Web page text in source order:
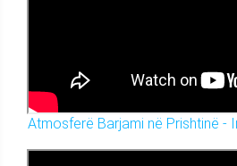
Atmosferë Barjami në Prishtinë -